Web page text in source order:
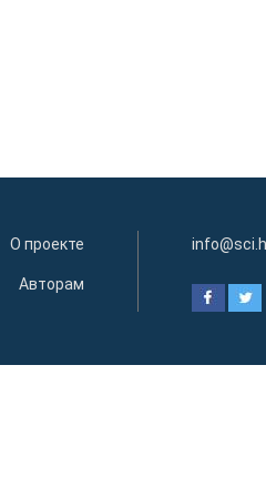
О проекте
Авторам